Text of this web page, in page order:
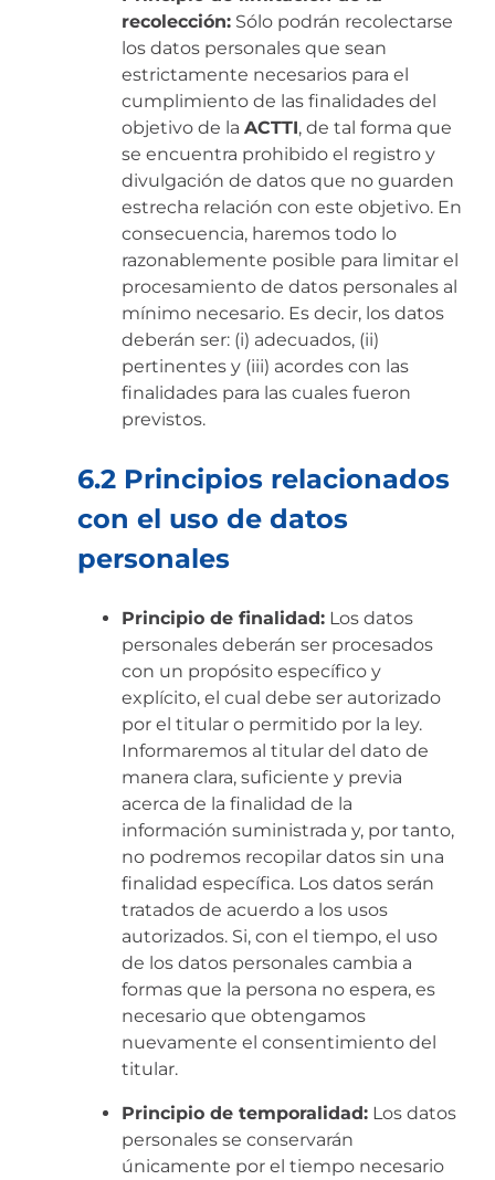
recolección:Sólo podrán recolectarse
los datos personales que sean
estrictamente necesarios para el
cumplimiento de las finalidades del
objetivo de la ACTTI, de tal forma que
se encuentra prohibido el registro y
divulgación de datos que no guarden
estrecha relación con este objetivo. En
consecuencia, haremos todo lo
razonablemente posible para limitar el
procesamiento de datos personales al
mínimo necesario. Es decir, los datos
deberán ser: (i) adecuados, (ii)
pertinentes y (iii) acordes con las
finalidades para las cuales fueron
previstos.
6.2 Principios relacionados
con el uso de datos
personales
Principio de finalidad:Los datos
personales deberán ser procesados
con un propósito específico y
explícito, el cual debe ser autorizado
por el titular o permitido por la ley.
Informaremos al titular del dato de
manera clara, suficiente y previa
acerca de la finalidad de la
información suministrada y, por tanto,
no podremos recopilar datos sin una
finalidad específica. Los datos serán
tratados de acuerdo a los usos
autorizados. Si, con el tiempo, el uso
de los datos personales cambia a
formas que la persona no espera, es
necesario que obtengamos
nuevamente el consentimiento del
titular.
Principio de temporalidad:Los datos
personales se conservarán
únicamente por el tiempo necesario